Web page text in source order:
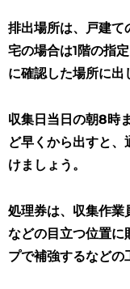
排出場所は、戸建て
宅の場合は1階の指
に確認した場所に出
収集日当日の朝8時
ど早くから出すと
けましょう。
処理券は、収集作業
などの目立つ位置に
プで補強するなどの